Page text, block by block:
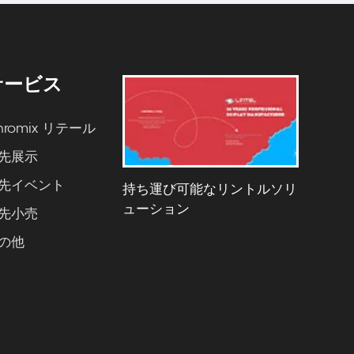
ビス
リテール
展示
イベント
小売
他
持ち運び可能なリントルソリ
ューション